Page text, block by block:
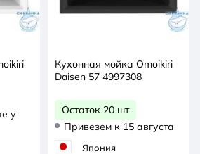
• донный клапан
клапан приобретается
у
Кухонная мойка Omoikiri
Daisen 57 4997308
Остаток 20 шт
Привезем к 15 августа
Япония